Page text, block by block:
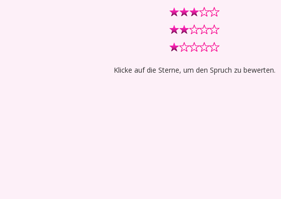
Klicke auf die Sterne, um den Spruch zu bewerten.